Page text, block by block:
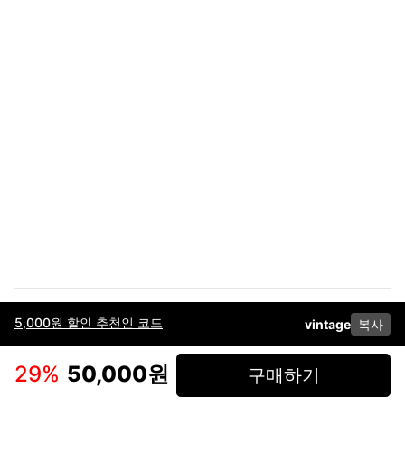
5,000원 할인 추천인 코드 vintage 복사
29% 50,000원 구매하기
이용약관고객센터판매개인정보 처리방침사업자 정보다운로드
인스타그램
페이스북